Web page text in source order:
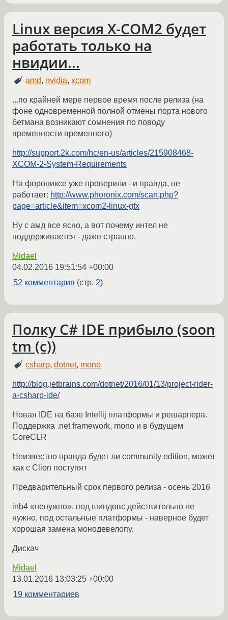
Linux версия X-COM2 будет
работать только на
нвидии...
amd, nvidia,xcom
...по крайней мере первое время после релиза (на
фоне одновременной полной отмены порта нового
бетмана возникают сомнения по поводу
временности временного)
http://support.2k.com/hc/en-us/articles/215908468-
XCOM-2-System-Requirements
На форониксе уже проверили - и правда, не
работает: http://www.phoronix.com/scan.php?
page=article&item=xcom2-linux-gfx
Ну с амд все ясно, а вот почему интел не
поддерживается - даже странно.
Midael
04.02.2016 19:51:54 +00:00
52 комментария (стр. 2)
Полку C# IDE прибыло (soon
tm (c))
csharp,dotnet, mono
http://blog.jetbrains.com/dotnet/2016/01/13/project-rider-
a-csharp-ide/
Новая IDE на базе Intellij платформы и решарпера.
Поддержка .net framework, mono и в будущем
CoreCLR
Неизвестно правда будет ли community edition, может
как с Clion поступят
Предварительный срок первого релиза - осень 2016
inb4 «ненужно», под шиндовс действительно не
нужно, под остальные платформы - наверное будет
хорошая замена монодевелопу.
Дискач
Midael
13.01.2016 13:03:25 +00:00
19 комментариев